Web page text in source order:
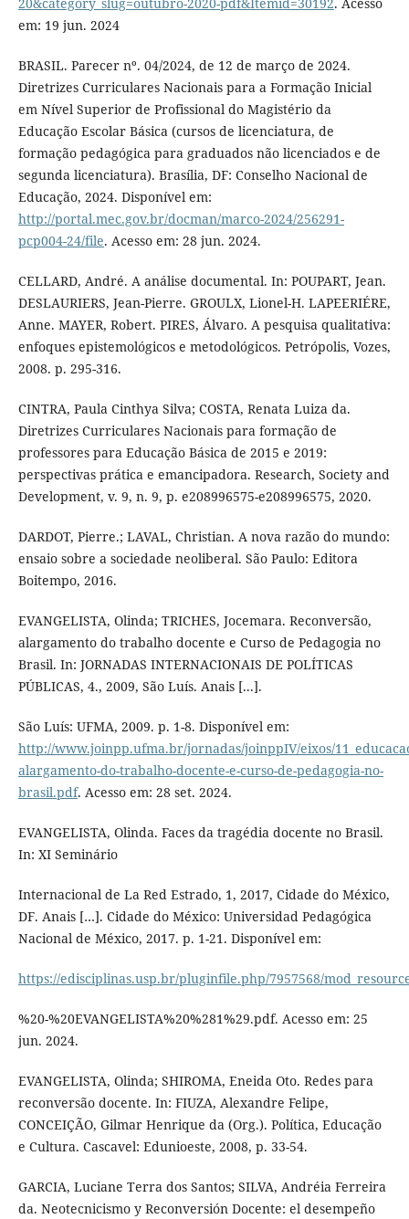
em: 19 jun. 2024
BRASIL. Parecer nº. 04/2024, de 12 de março de 2024.
Diretrizes Curriculares Nacionais para a Formação Inicial
em Nível Superior de Profissional do Magistério da
Educação Escolar Básica (cursos de licenciatura, de
formação pedagógica para graduados não licenciados e de
segunda licenciatura). Brasília, DF: Conselho Nacional de
Educação, 2024. Disponível em:
http://portal.mec.gov.br/docman/marco-2024/256291-
pcp004-24/file. Acesso em: 28 jun. 2024.
CELLARD, André. A análise documental. In: POUPART, Jean.
DESLAURIERS, Jean-Pierre. GROULX, Lionel-H. LAPEERIÉRE,
Anne. MAYER, Robert. PIRES, Álvaro. A pesquisa qualitativa:
enfoques epistemológicos e metodológicos. Petrópolis, Vozes,
2008. p. 295-316.
CINTRA, Paula Cinthya Silva; COSTA, Renata Luiza da.
Diretrizes Curriculares Nacionais para formação de
professores para Educação Básica de 2015 e 2019:
perspectivas prática e emancipadora. Research, Society and
Development, v. 9, n. 9, p. e208996575-e208996575, 2020.
DARDOT, Pierre.; LAVAL, Christian. A nova razão do mundo:
ensaio sobre a sociedade neoliberal. São Paulo: Editora
Boitempo, 2016.
EVANGELISTA, Olinda; TRICHES, Jocemara. Reconversão,
alargamento do trabalho docente e Curso de Pedagogia no
Brasil. In: JORNADAS INTERNACIONAIS DE POLÍTICAS
PÚBLICAS, 4., 2009, São Luís. Anais [...].
São Luís: UFMA, 2009. p. 1-8. Disponível em:
http://www.joinpp.ufma.br/jornadas/joinppIV/eixos/
alargamento-do-trabalho-docente-e-curso-de-pedagogia-no-
brasil.pdf. Acesso em: 28 set. 2024.
EVANGELISTA, Olinda. Faces da tragédia docente no Brasil.
In: XI Seminário
Internacional de La Red Estrado, 1, 2017, Cidade do México,
DF. Anais […]. Cidade do México: Universidad Pedagógica
Nacional de México, 2017. p. 1-21. Disponível em:
https://edisciplinas.usp.br/pluginfile.php/7957568/
%20-%20EVANGELISTA%20%281%29.pdf. Acesso em: 25
jun. 2024.
EVANGELISTA, Olinda; SHIROMA, Eneida Oto. Redes para
reconversão docente. In: FIUZA, Alexandre Felipe,
CONCEIÇÃO, Gilmar Henrique da (Org.). Política, Educação
e Cultura. Cascavel: Edunioeste, 2008, p. 33-54.
GARCIA, Luciane Terra dos Santos; SILVA, Andréia Ferreira
da. Neotecnicismo y Reconversión Docente: el desempeño